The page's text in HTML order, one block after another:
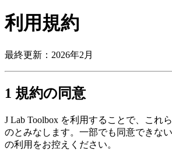
利用規約
最終更新：2026年2月
1 規約の同意
J Lab Toolbox を利用することで、これ
のとみなします。一部でも同意できな
の利用をお控えください。